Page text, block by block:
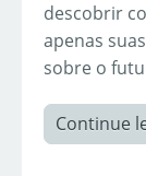
descobrir
apenas
sobre o
Continue